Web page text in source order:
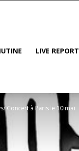
LIVE REPORT
Concert à Paris le 10 mai